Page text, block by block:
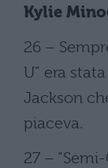
Kylie
26 –
U” era
Jackson
piaceva.
27 –